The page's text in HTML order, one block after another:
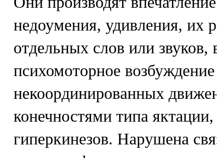
недоумения, удивления, их
отдельных слов или
психомоторное
некоординированных
конечностями типа
гиперкинезов. Нарушена